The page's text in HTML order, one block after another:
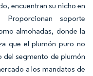
encuentran su nicho en
Proporcionan soporte
almohadas, donde la
que el plumón puro no
segmento de plumón
a los mandatos de